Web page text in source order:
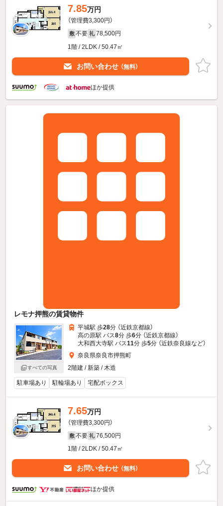
7.85万円
（管理費3,300円）
敷 不要 礼 78,500円
1階 / 2LDK / 50.47㎡
お問い合わせ （無料）
ほか提供
レモナ押熊の賃貸物件
すべての写真
平城駅 歩28分 （近鉄京都線）
高の原駅 バス8分 歩6分 （近鉄京都線）
大和西大寺駅 バス11分 歩5分 （近鉄奈良線など）
奈良県奈良市押熊町
2階建 / 新築 / 木造
駐車場あり 駐輪場あり 宅配ボックス
7.65万円
（管理費3,300円）
敷 不要 礼 76,500円
1階 / 2LDK / 50.47㎡
お問い合わせ （無料）
ほか提供